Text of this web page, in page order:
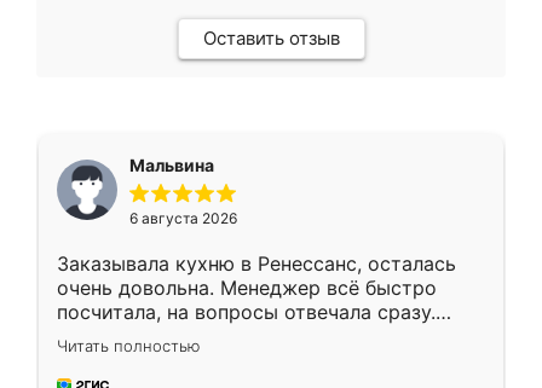
Оставить отзыв
Мальвина
6 августа 2026
Заказывала кухню в Ренессанс, осталась
очень довольна. Менеджер всё быстро
посчитала, на вопросы отвечала сразу.
Замерщик приехал в субботу, подошёл к
делу со всей ответственностью. Собрали
Читать полностью